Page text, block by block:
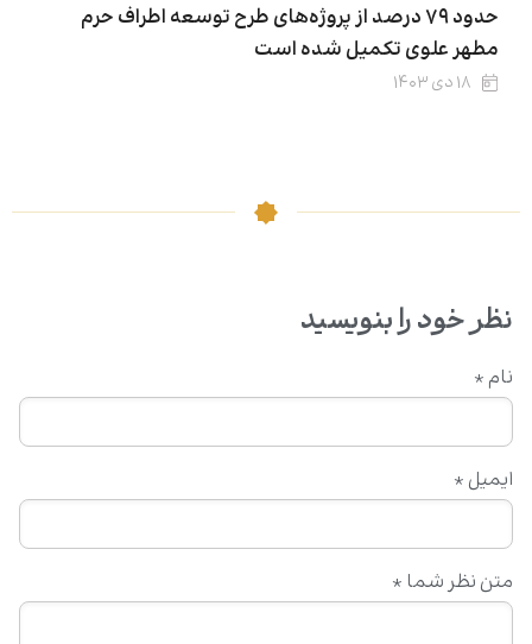
حدود ۷۹ درصد از پروژه‌های طرح توسعه اطراف حرم
مطهر علوی تکمیل شده است
۱۸ دی ۱۴۰۳
نظر خود را بنویسید
متن نظر شما *
نام *
ایمیل *